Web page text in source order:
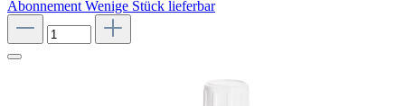
Abonnement Wenige Stück lieferbar